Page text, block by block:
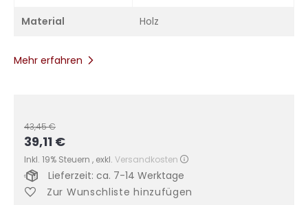
Material Holz
Mehr erfahren
43,45 €
Sonderangebot
39,11 €
Inkl. 19% Steuern , exkl. Versandkosten
Lieferzeit: ca. 7-14 Werktage
Zur Wunschliste hinzufügen